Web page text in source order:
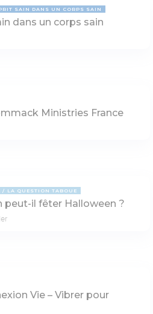
SAIN DANS UN CORPS SAIN
dans un corps sain
Ministries France
LA QUESTION TABOUE
peut-il fêter Halloween ?
Vie – Vibrer pour